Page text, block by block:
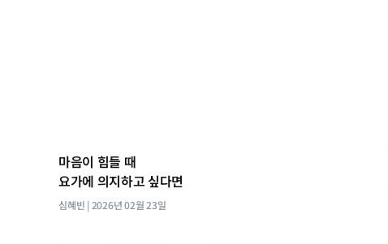
마음이 힘들 때
요가에 의지하고 싶다면
심혜빈 2026년 02월 23일